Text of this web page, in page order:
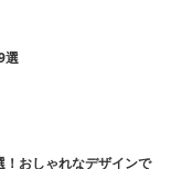
選
おしゃれなデザインで